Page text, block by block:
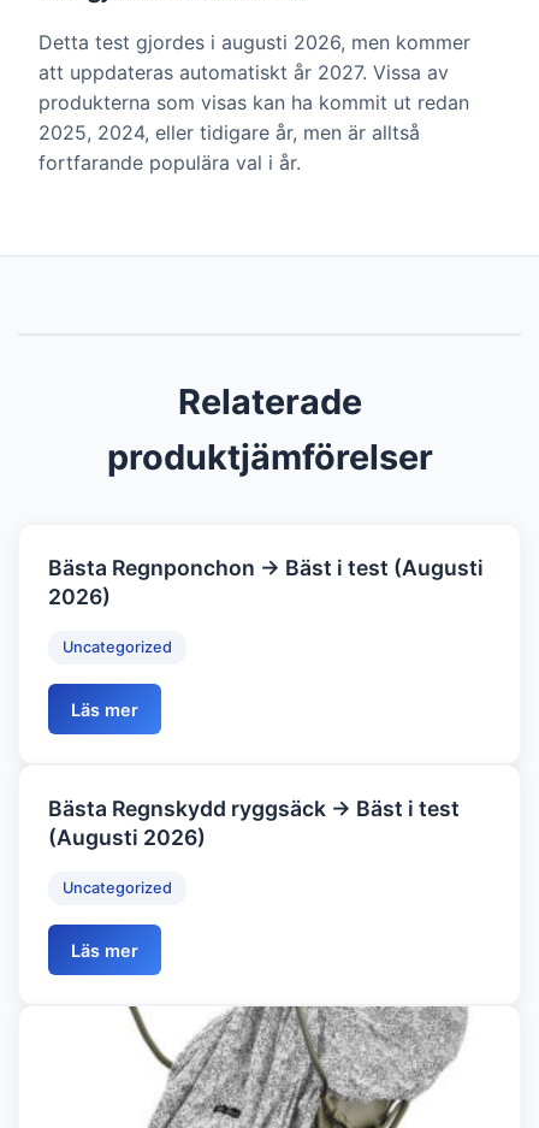
Detta test gjordes i augusti 2026, men kommer
att uppdateras automatiskt år 2027. Vissa av
produkterna som visas kan ha kommit ut redan
2025, 2024, eller tidigare år, men är alltså
fortfarande populära val i år.
Relaterade
produktjämförelser
Bästa Regnponchon → Bäst i test (Augusti
2026)
Uncategorized
Läs mer
Bästa Regnskydd ryggsäck → Bäst i test
(Augusti 2026)
Uncategorized
Läs mer